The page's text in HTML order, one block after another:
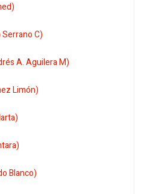
C)
A. Aguilera M)
Limón)
Blanco)